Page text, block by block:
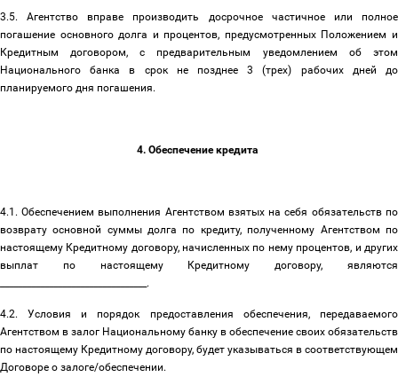
3.5. Агентство вправе производить досрочное частичное или полное
погашение основного долга и процентов, предусмотренных Положением и
Кредитным договором, с предварительным уведомлением об этом
Национального банка в срок не позднее 3 (трех) рабочих дней до
планируемого дня погашения.
4. Обеспечение кредита
4.1. Обеспечением выполнения Агентством взятых на себя обязательств по
возврату основной суммы долга по кредиту, полученному Агентством по
настоящему Кредитному договору, начисленных по нему процентов, и других
выплат по настоящему Кредитному договору, являются
_________________________________.
4.2. Условия и порядок предоставления обеспечения, передаваемого
Агентством в залог Национальному банку в обеспечение своих обязательств
по настоящему Кредитному договору, будет указываться в соответствующем
Договоре о залоге/обеспечении.